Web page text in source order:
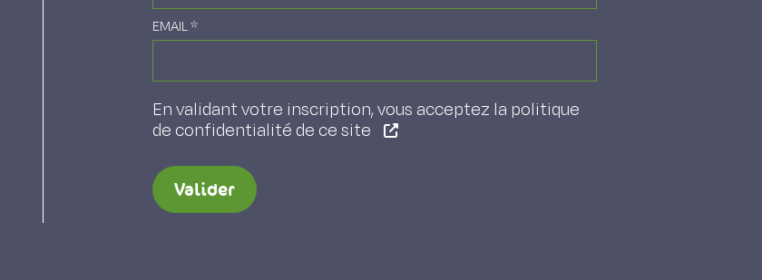
EMAIL*
En validant votre inscription, vous acceptez la politique
de confidentialité de ce site
Valider